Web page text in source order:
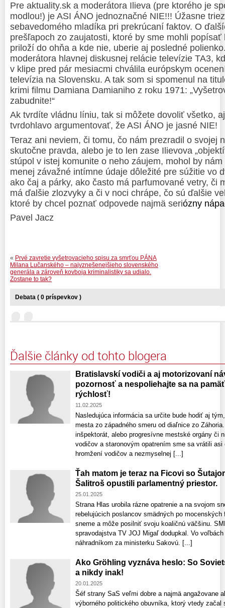
Pre aktuality.sk a moderátora Ilieva (pre ktorého je
modlou!) je ASI ÁNO jednoznačné NIE!!! Úžasne
sebavedomého mladíka pri prekrúcaní faktov. O
prešľapoch zo zaujatosti, ktoré by sme mohli
priloží do ohňa a kde nie, uberie aj posledné
moderátora hlavnej diskusnej relácie televízie TA3,
v klipe pred pár mesiacmi chválila európskym
televízia na Slovensku. A tak som si spomenul na
krimi filmu Damiana Damianiho z roku 1971:
zabudnite!“
Ak tvrdíte vládnu líniu, tak si môžete dovoliť všetko,
tvrdohlavo argumentovať, že ASI ÁNO je jasné NIE!
Teraz ani neviem, či tomu, čo nám prezradil o svojej
skutočne pravda, alebo je to len zase Ilievova
stúpol v istej komunite o neho záujem, mohol by
menej závažné intímne údaje dôležité pre súžitie vo
ako čaj a párky, ako často má parfumované vetry, či
má ďalšie zlozvyky a či v noci chrápe, čo sú ďalšie
ktoré by chcel poznať odpovede najmä seriózny
Pavel Jacz
« Prvé zavretie vyšetrovacieho spisu za smrťou PÁNA
Milana Lučanského – najvznešenejšieho slovenského
generála a zároveň kovboja kriminalistiky sa udialo.
Zostane to tak?
Debata ( 0 príspevkov )
Ďalšie články od tohto blogera
Bratislavskí vodiči a aj motorizovaní
pozornosť a nespoliehajte sa na
rýchlosť!
11.02.2025
Nasledujúca informácia sa určite bude hodiť aj
mesta zo západného smeru od diaľnice zo
inšpektorát, alebo progresívne mestské orgány či
vodičov a staronovým opatrením sme sa vrátili
hromžení vodičov a nezmyselnej [...]
Ťah matom je teraz na Ficovi so
Šalitroš opustili parlamentný priestor.
25.01.2025
Strana Hlas urobila rázne opatrenie a na svojom
rebelujúcich poslancov smädných po
sneme a môže posilniť svoju koaličnú väčšinu.
spravodajstva TV JOJ Migaľ dodupkal. Vo
náhradníkom za ministerku Sakovú. [...]
Ako Gröhling vyznáva heslo: So
a nikdy inak!
20.01.2025
Šéf strany SaS veľmi dobre a najmä angažovane
výborného politického obuvníka, ktorý vtedy začal